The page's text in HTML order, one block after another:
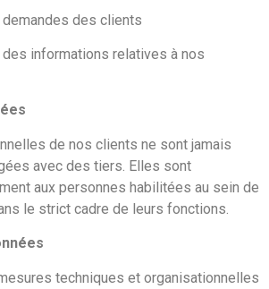
demandes des clients
des informations relatives à nos
de nos clients ne sont jamais
avec des tiers. Elles sont
aux personnes habilitées au sein de
le strict cadre de leurs fonctions.
techniques et organisationnelles